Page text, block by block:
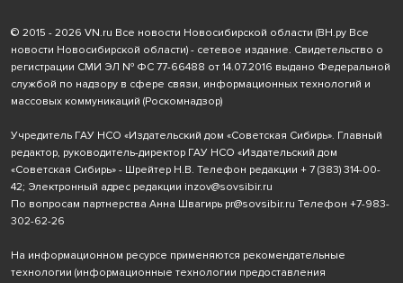
© 2015 - 2026 VN.ru Все новости Новосибирской области (ВН.ру Все
новости Новосибирской области) - сетевое издание. Свидетельство о
регистрации СМИ ЭЛ № ФС 77-66488 от 14.07.2016 выдано Федеральной
службой по надзору в сфере связи, информационных технологий и
массовых коммуникаций (Роскомнадзор)
Учредитель ГАУ НСО «Издательский дом «Советская Сибирь». Главный
редактор, руководитель-директор ГАУ НСО «Издательский дом
«Советская Сибирь» - Шрейтер Н.В. Телефон редакции + 7 (383) 314-00-
42; Электронный адрес редакции inzov@sovsibir.ru
По вопросам партнерства Анна Швагирь pr@sovsibir.ru Телефон +7-983-
302-62-26
На информационном ресурсе применяются рекомендательные
технологии (информационные технологии предоставления